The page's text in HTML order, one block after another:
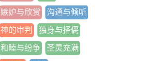
嫉妒与欣赏 沟通与倾听
神的审判 独身与择偶
和睦与纷争 圣灵充满